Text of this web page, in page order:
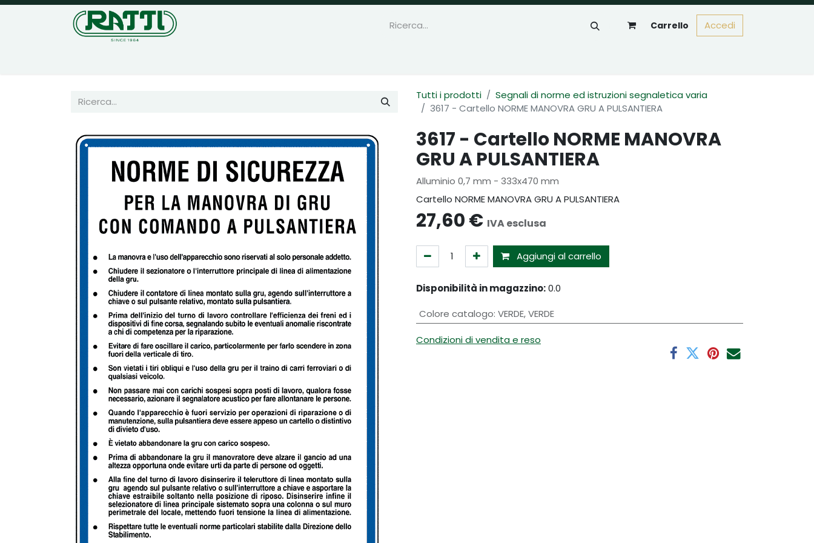
Carrello Accedi
Tutti i prodotti
Segnali di norme ed istruzioni segnaletica varia
3617 - Cartello NORME MANOVRA GRU A PULSANTIERA
3617 - Cartello NORME MANOVRA
GRU A PULSANTIERA
Alluminio 0,7 mm - 333x470 mm
Cartello NORME MANOVRA GRU A PULSANTIERA
27,60€ IVA esclusa
Aggiungi al carrello
Disponibilità in magazzino:0.0
Colore catalogo: VERDE,VERDE
Condizioni di vendita e reso